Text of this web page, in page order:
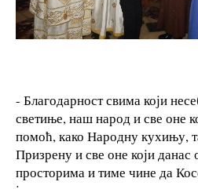
- Благодарност свима који
светиње, наш народ и све оне
помоћ, како Народну кухињу,
Призрену и све оне који данас
просторима и тиме чине да